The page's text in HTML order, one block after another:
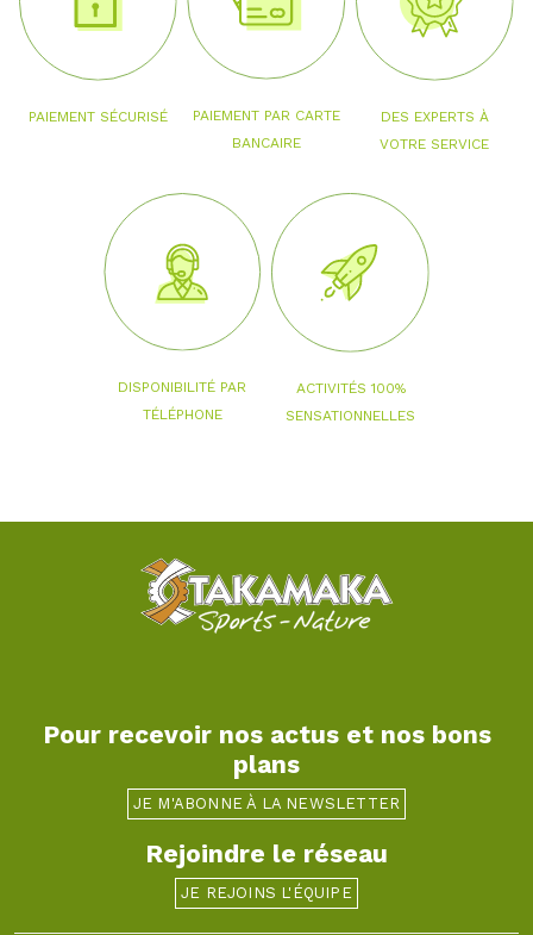
PAIEMENT SÉCURISÉ
PAIEMENT PAR CARTE
BANCAIRE
DES EXPERTS À
VOTRE SERVICE
DISPONIBILITÉ PAR
TÉLÉPHONE
ACTIVITÉS 100%
SENSATIONNELLES
Pour recevoir nos actus et nos bons
plans
JE M'ABONNE À LA NEWSLETTER
Rejoindre le réseau
JE REJOINS L'ÉQUIPE